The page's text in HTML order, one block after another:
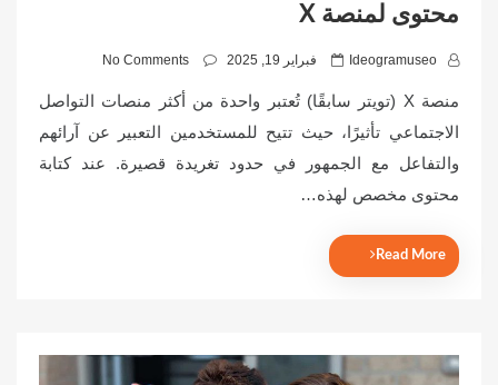
محتوى لمنصة X
Ideogramuseo
P
s
t
e
d
فبراير 19, 2025 No Comments
منصة X (تويتر سابقًا) تُعتبر واحدة من أكثر منصات التواصل
الاجتماعي تأثيرًا، حيث تتيح للمستخدمين التعبير عن آرائهم
والتفاعل مع الجمهور في حدود تغريدة قصيرة. عند كتابة
محتوى مخصص لهذه…
Read More